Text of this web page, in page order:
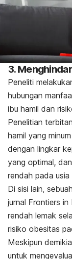
3.
Peneliti
hubungan
ibu hamil dan
Penelitian
hamil yang
dengan lingkar
yang optimal,
rendah pada
Di sisi lain,
jurnal Frontiers in
rendah lemak
risiko obesitas
Meskipun
untuk